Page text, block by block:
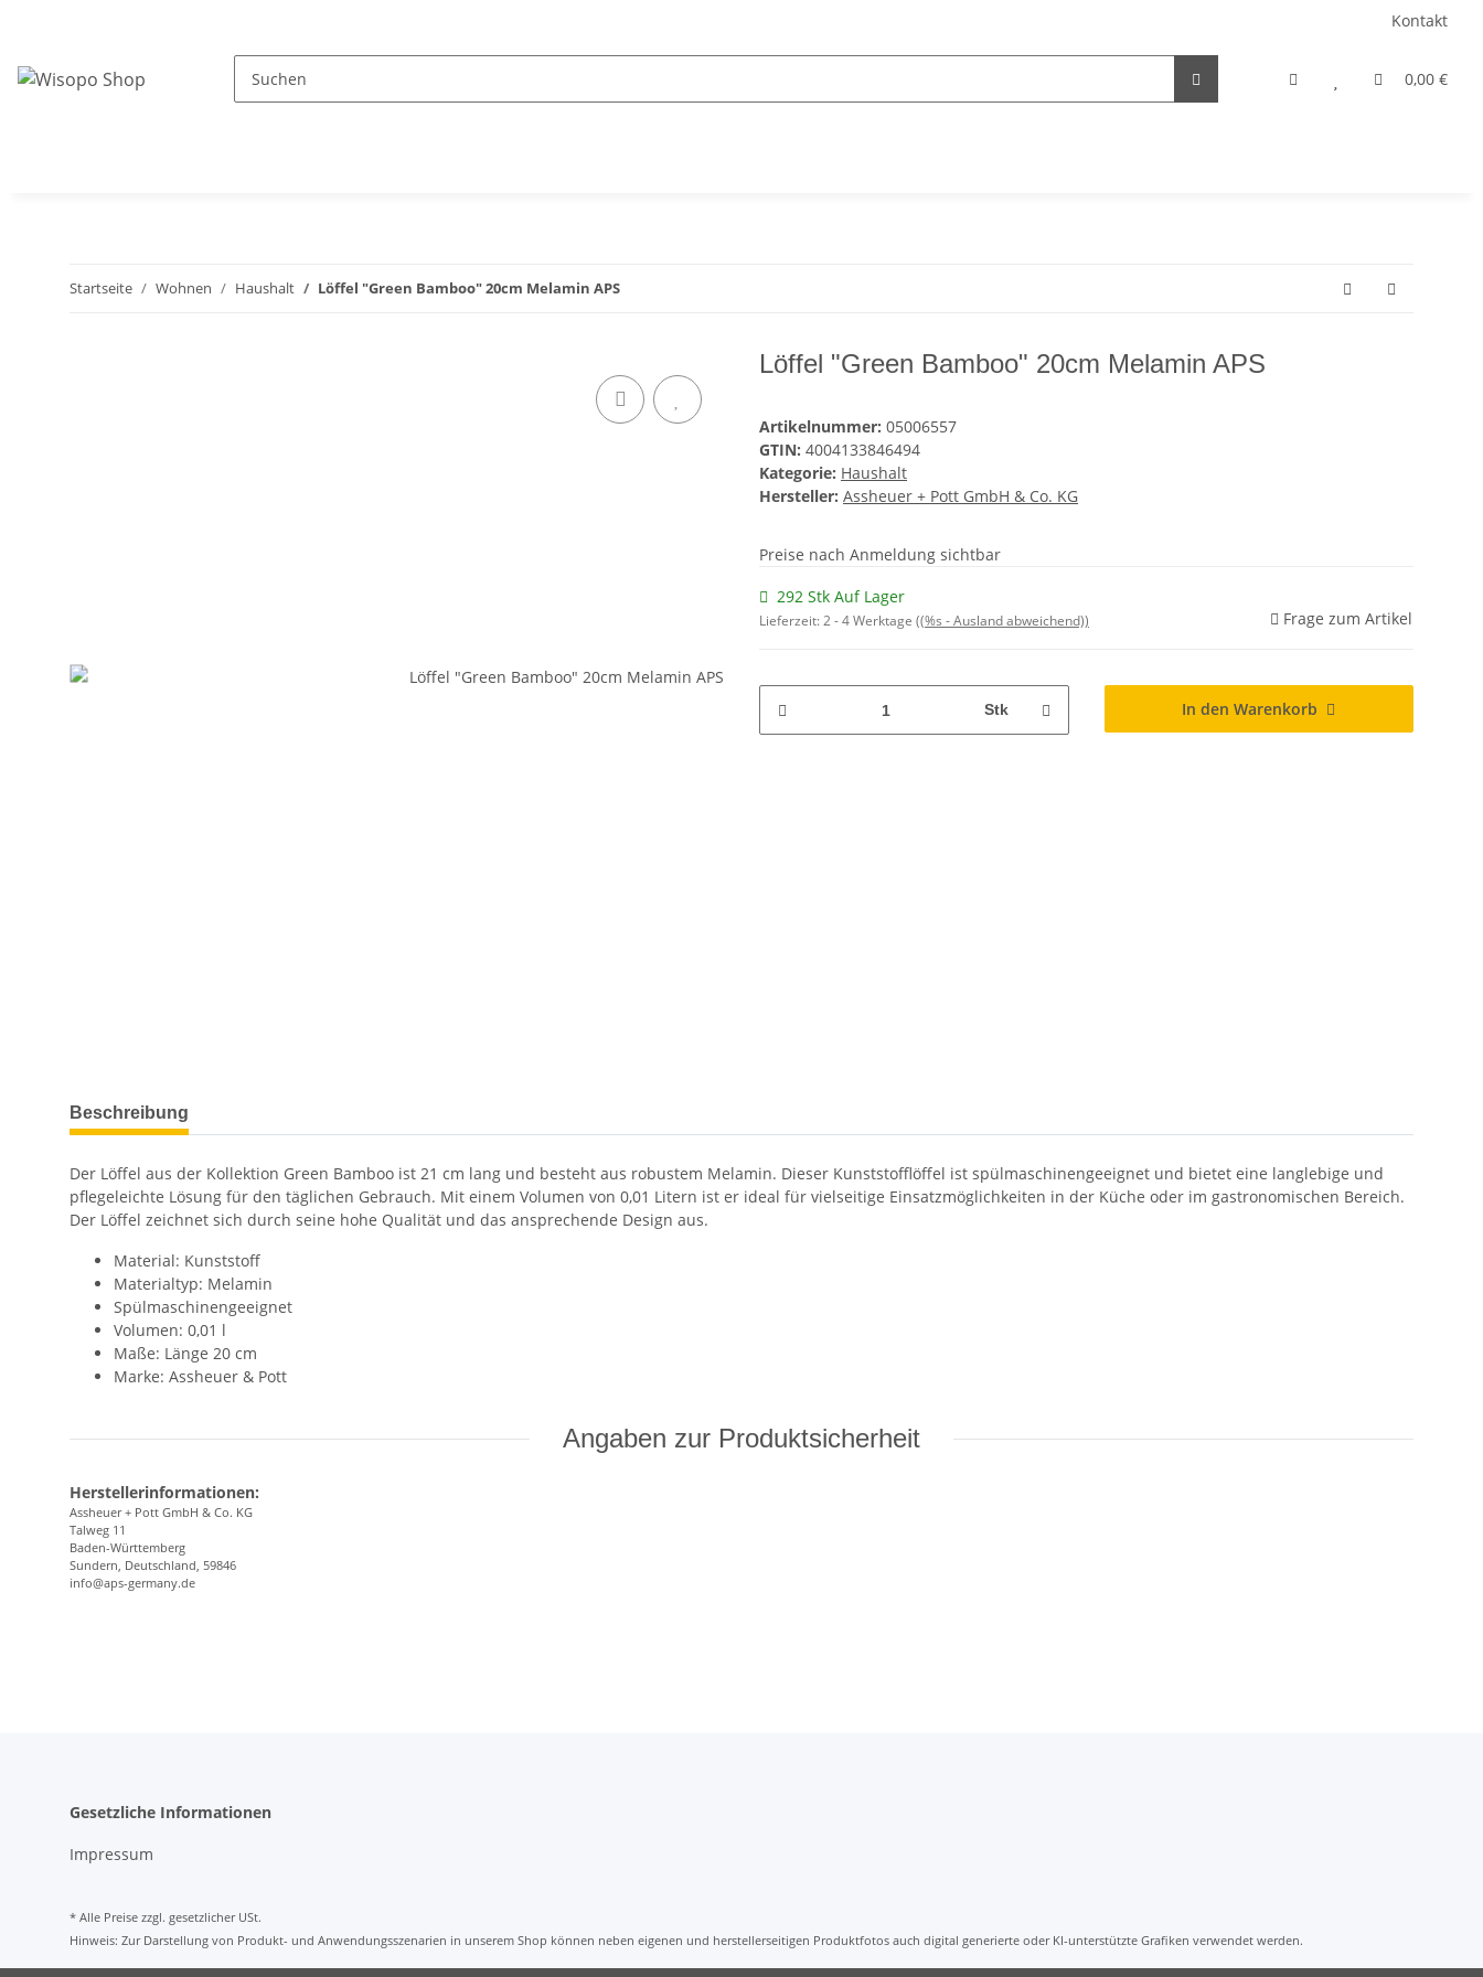
Kontakt
0,00 €
Startseite Wohnen Haushalt Löffel "Green Bamboo" 20cm Melamin APS
Löffel "Green Bamboo" 20cm Melamin APS
Artikelnummer: 05006557
GTIN: 4004133846494
Kategorie: Haushalt
Hersteller: Assheuer + Pott GmbH & Co. KG
Preise nach Anmeldung sichtbar
292 Stk Auf Lager
Lieferzeit:2 - 4 Werktage ((%s - Ausland abweichend)) Frage zum Artikel
Stk In den Warenkorb
Beschreibung
Der Löffel aus der Kollektion Green Bamboo ist 21 cm lang und besteht aus robustem Melamin. Dieser Kunststofflöffel ist spülmaschinengeeignet und bietet eine langlebige und
pflegeleichte Lösung für den täglichen Gebrauch. Mit einem Volumen von 0,01 Litern ist er ideal für vielseitige Einsatzmöglichkeiten in der Küche oder im gastronomischen Bereich.
Der Löffel zeichnet sich durch seine hohe Qualität und das ansprechende Design aus.
Material: Kunststoff
Materialtyp: Melamin
Spülmaschinengeeignet
Volumen: 0,01 l
Maße: Länge 20 cm
Marke: Assheuer & Pott
Angaben zur Produktsicherheit
Herstellerinformationen:
Assheuer + Pott GmbH & Co. KG
Talweg 11
Baden-Württemberg
Sundern, Deutschland, 59846
info@aps-germany.de
Gesetzliche Informationen
Impressum
* Alle Preise zzgl. gesetzlicher USt.
Hinweis: Zur Darstellung von Produkt- und Anwendungsszenarien in unserem Shop können neben eigenen und herstellerseitigen Produktfotos auch digital generierte oder KI-unterstützte Grafiken verwendet werden.